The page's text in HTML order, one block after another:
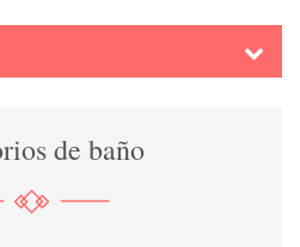
de baño